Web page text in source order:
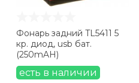
Фонарь задний TL5411 5
кр. диод, usb бат.
(250mAH)
есть в наличии